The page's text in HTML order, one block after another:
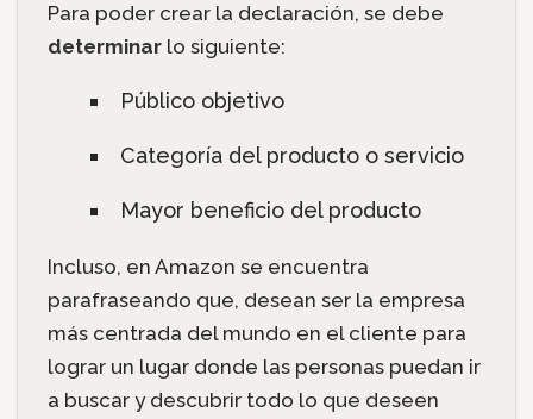
Para poder crear la declaración, se debe
determinar lo siguiente:
Público objetivo
Categoría del producto o servicio
Mayor beneficio del producto
Incluso, en Amazon se encuentra
parafraseando que, desean ser la empresa
más centrada del mundo en el cliente para
lograr un lugar donde las personas puedan ir
a buscar y descubrir todo lo que deseen